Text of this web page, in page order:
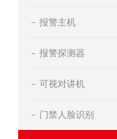
报警主机
报警探测器
可视对讲机
门禁人脸识别